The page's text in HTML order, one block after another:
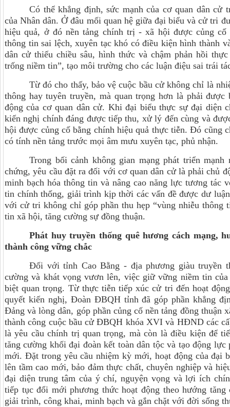
Có thể khẳng định, sức mạnh của cơ quan dân
của Nhân dân. Ở đâu mối quan hệ giữa đại biểu và cử tri
hiệu quả, ở đó nền tảng chính trị - xã hội được củng
thông tin sai lệch, xuyên tạc khó có điều kiện hình thành
dân cử thiếu chiều sâu, hình thức và chậm phản hồi
trống niềm tin”, tạo môi trường cho các luận điệu sai trái
Từ đó cho thấy, bảo vệ cuộc bầu cử không chỉ là
thông hay tuyên truyền, mà quan trọng hơn là phải
động của cơ quan dân cử. Khi đại biểu thực sự đại diện
kiến nghị chính đáng được tiếp thu, xử lý đến cùng và
hội được củng cố bằng chính hiệu quả thực tiễn. Đó cũng
có tính nền tảng trước mọi âm mưu xuyên tạc, phủ nhận.
Trong bối cảnh không gian mạng phát triển
chứng, yêu cầu đặt ra đối với cơ quan dân cử là phải chủ
minh bạch hóa thông tin và nâng cao năng lực tương tác
tin chính thống, giải trình kịp thời các vấn đề được dư
với cử tri không chỉ góp phần thu hẹp “vùng nhiễu thông
tin xã hội, tăng cường sự đồng thuận.
Phát huy truyền thống quê hương cách mạng,
thành công vững chắc
Đối với tỉnh Cao Bằng - địa phương giàu truyền
cường và khát vọng vươn lên, việc giữ vững niềm tin của
biệt quan trọng. Từ thực tiễn tiếp xúc cử tri đến hoạt
quyết kiến nghị, Đoàn ĐBQH tỉnh đã góp phần khẳng
Đảng và lòng dân, góp phần củng cố nền tảng đồng thuận
thành công cuộc bầu cử ĐBQH khóa XVI và HĐND các
là yêu cầu chính trị quan trọng, mà còn là điều kiện để
tăng cường khối đại đoàn kết toàn dân tộc và tạo động
mới. Đặt trong yêu cầu nhiệm kỳ mới, hoạt động của đại
lên tầm cao mới, bảo đảm thực chất, chuyên nghiệp và
đại diện trung tâm của ý chí, nguyện vọng và lợi ích
tiếp tục đổi mới phương thức hoạt động theo hướng
giải trình, công khai, minh bạch và gắn chặt với đời sống